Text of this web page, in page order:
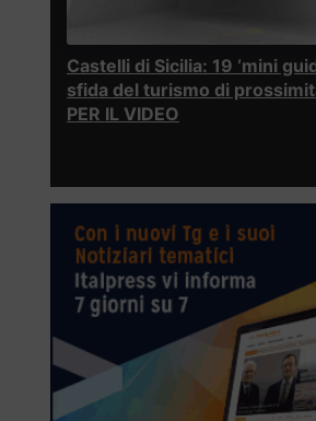
Castelli di Sicilia: 19 ‘mini
sfida del turismo di
PER IL VIDEO